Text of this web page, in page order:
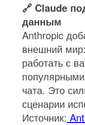
🔗 Claude
данным
Anthropic
внешний
работать с
чата. Это
сценарии
Источник: